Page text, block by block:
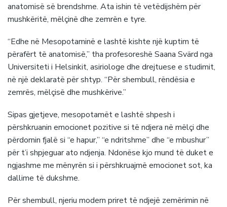
anatomisë së brendshme. Ata ishin të vetëdijshëm për
mushkëritë, mëlçinë dhe zemrën e tyre.
“Edhe në Mesopotaminë e lashtë kishte një kuptim të
përafërt të anatomisë,” tha profesoreshë Saana Svärd nga
Universiteti i Helsinkit, asiriologe dhe drejtuese e studimit,
në një deklaratë për shtyp. “Për shembull, rëndësia e
zemrës, mëlçisë dhe mushkërive.”
Sipas gjetjeve, mesopotamët e lashtë shpesh i
përshkruanin emocionet pozitive si të ndjera në mëlçi dhe
përdornin fjalë si “e hapur,” “e ndritshme” dhe “e mbushur”
për t’i shpjeguar ato ndjenja. Ndonëse kjo mund të duket e
ngjashme me mënyrën si i përshkruajmë emocionet sot, ka
dallime të dukshme.
Për shembull, njeriu modern priret të ndjejë zemërimin në